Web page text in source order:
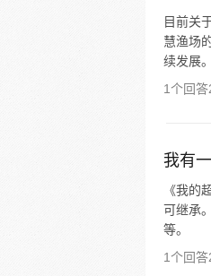
目前关
慧渔场
续发展
1个回答
我有
《我的
可继承
等。
1个回答